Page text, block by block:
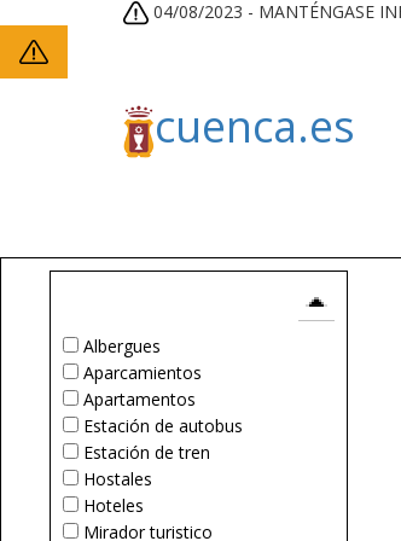
04/08/2023 - MANTÉNGASE
cuenca.es
Albergues
Aparcamientos
Apartamentos
Estación de autobus
Estación de tren
Hostales
Hoteles
Mirador turistico